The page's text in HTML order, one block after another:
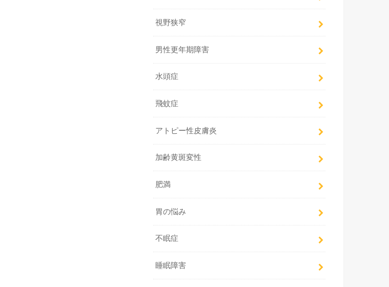
視野狭窄
男性更年期障害
水頭症
飛蚊症
アトピー性皮膚炎
加齢黄斑変性
肥満
胃の悩み
不眠症
睡眠障害